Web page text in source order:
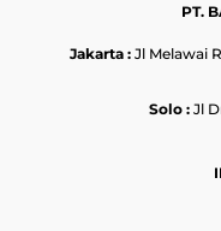
PT.
Jakarta :Jl Melawai
Solo : Jl